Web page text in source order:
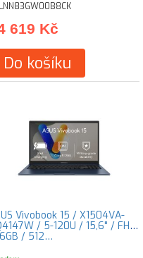
619 Kč
Do košíku
Vivobook 15 / X1504VA-
/ 5-120U / 15,6" / FHD
/ 512…